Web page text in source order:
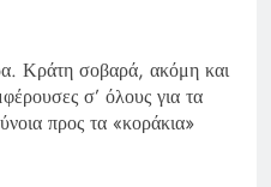
Κράτη σοβαρά, ακόμη και
σ’ όλους για τα
προς τα «κοράκια»